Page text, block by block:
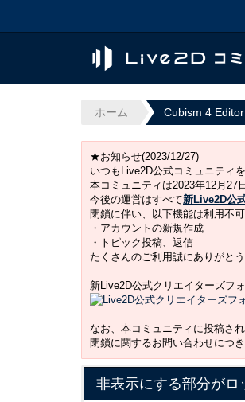
ホーム Cubism 4 Editor
★お知らせ(2023/12/27)
いつもLive2D公式コミュニティ
本コミュニティは2023年12月27
今後の運営はすべて新Live2D公
閉鎖に伴い、以下機能は利用不可
・アカウントの新規作成
・トピック投稿、返信
たくさんのご利用誠にありがとう
新Live2D公式クリエイターズフ
なお、本コミュニティに投稿さ
閉鎖に関するお問い合わせにつ
非表示にする部分がロ